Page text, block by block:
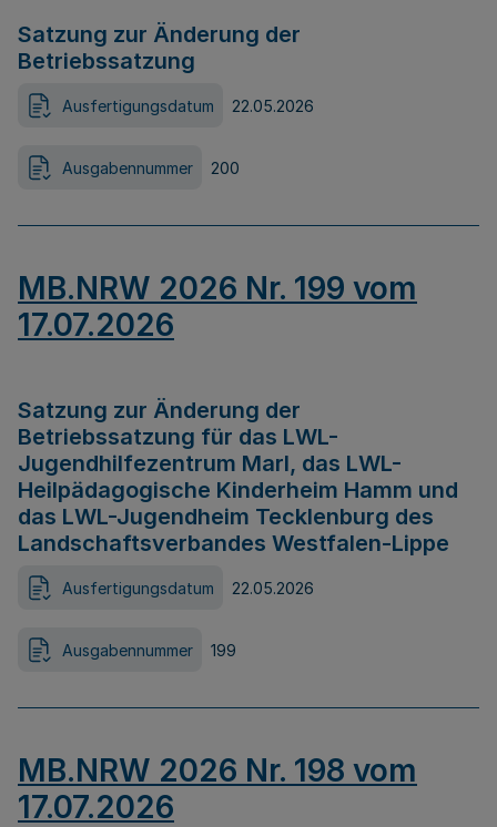
Satzung zur Änderung der
Betriebssatzung
Ausfertigungsdatum 22.05.2026
Ausgabennummer 200
MB.NRW 2026 Nr. 199 vom
17.07.2026
Satzung zur Änderung der
Betriebssatzung für das LWL-
Jugendhilfezentrum Marl, das LWL-
Heilpädagogische Kinderheim Hamm und
das LWL-Jugendheim Tecklenburg des
Landschaftsverbandes Westfalen-Lippe
Ausfertigungsdatum 22.05.2026
Ausgabennummer 199
MB.NRW 2026 Nr. 198 vom
17.07.2026